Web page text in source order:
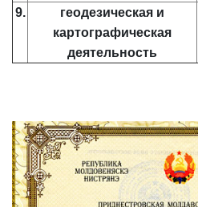
9.
геодезическая и
картографическая
деятельность